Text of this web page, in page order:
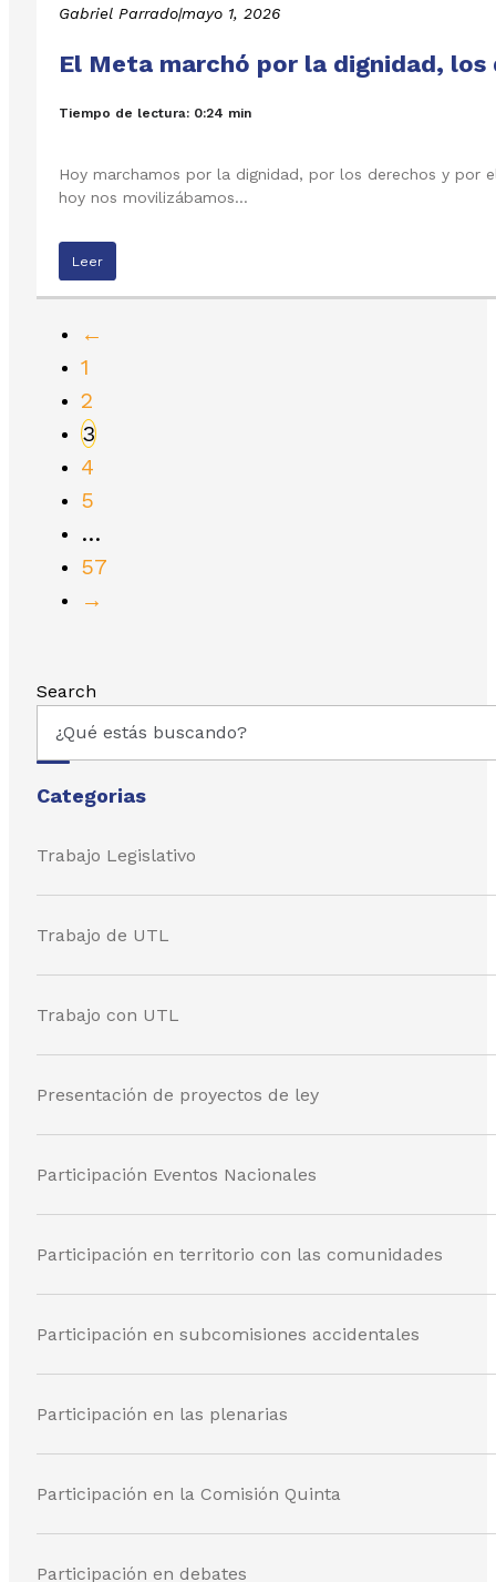
Gabriel Parrado|mayo 1, 2026
El Meta marchó por la dignidad,
Tiempo de lectura: 0:24 min
Hoy marchamos por la dignidad, por los derechos y por
hoy nos movilizábamos…
Leer
←
1
2
3
4
5
…
57
→
Search
Categorias
Trabajo Legislativo
Trabajo de UTL
Trabajo con UTL
Presentación de proyectos de ley
Participación Eventos Nacionales
Participación en territorio con las comunidades
Participación en subcomisiones accidentales
Participación en las plenarias
Participación en la Comisión Quinta
Participación en debates